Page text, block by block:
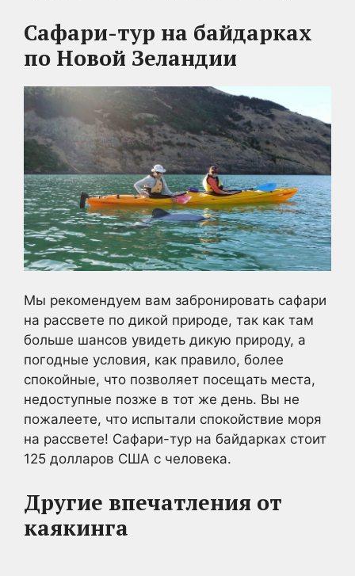
Сафари-тур на байдарках
по Новой Зеландии
Мы рекомендуем вам забронировать сафари
на рассвете по дикой природе, так как там
больше шансов увидеть дикую природу, а
погодные условия, как правило, более
спокойные, что позволяет посещать места,
недоступные позже в тот же день. Вы не
пожалеете, что испытали спокойствие моря
на рассвете! Сафари-тур на байдарках стоит
125 долларов США с человека.
Другие впечатления от
каякинга